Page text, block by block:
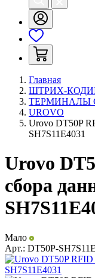
Главная
ШТРИХ-
ТЕРМИНАЛЫ
UROVO
Urovo DT50P
SH7S11E4031
Urovo
сбора
Мало
Арт.: DT50P-